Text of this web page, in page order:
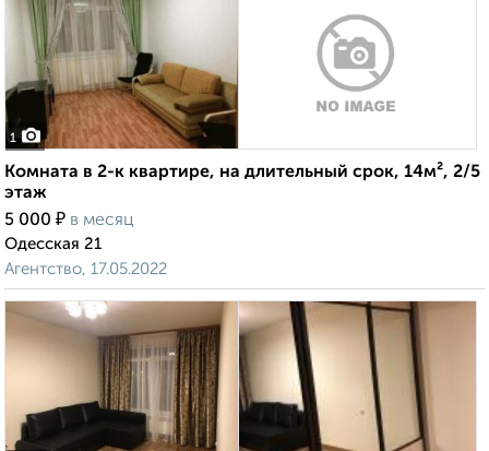
1
Комната в 2-к квартире, на длительный срок, 14м², 2/5
этаж
5 000 ₽ в месяц
Одесская 21
Агентство, 17.05.2022